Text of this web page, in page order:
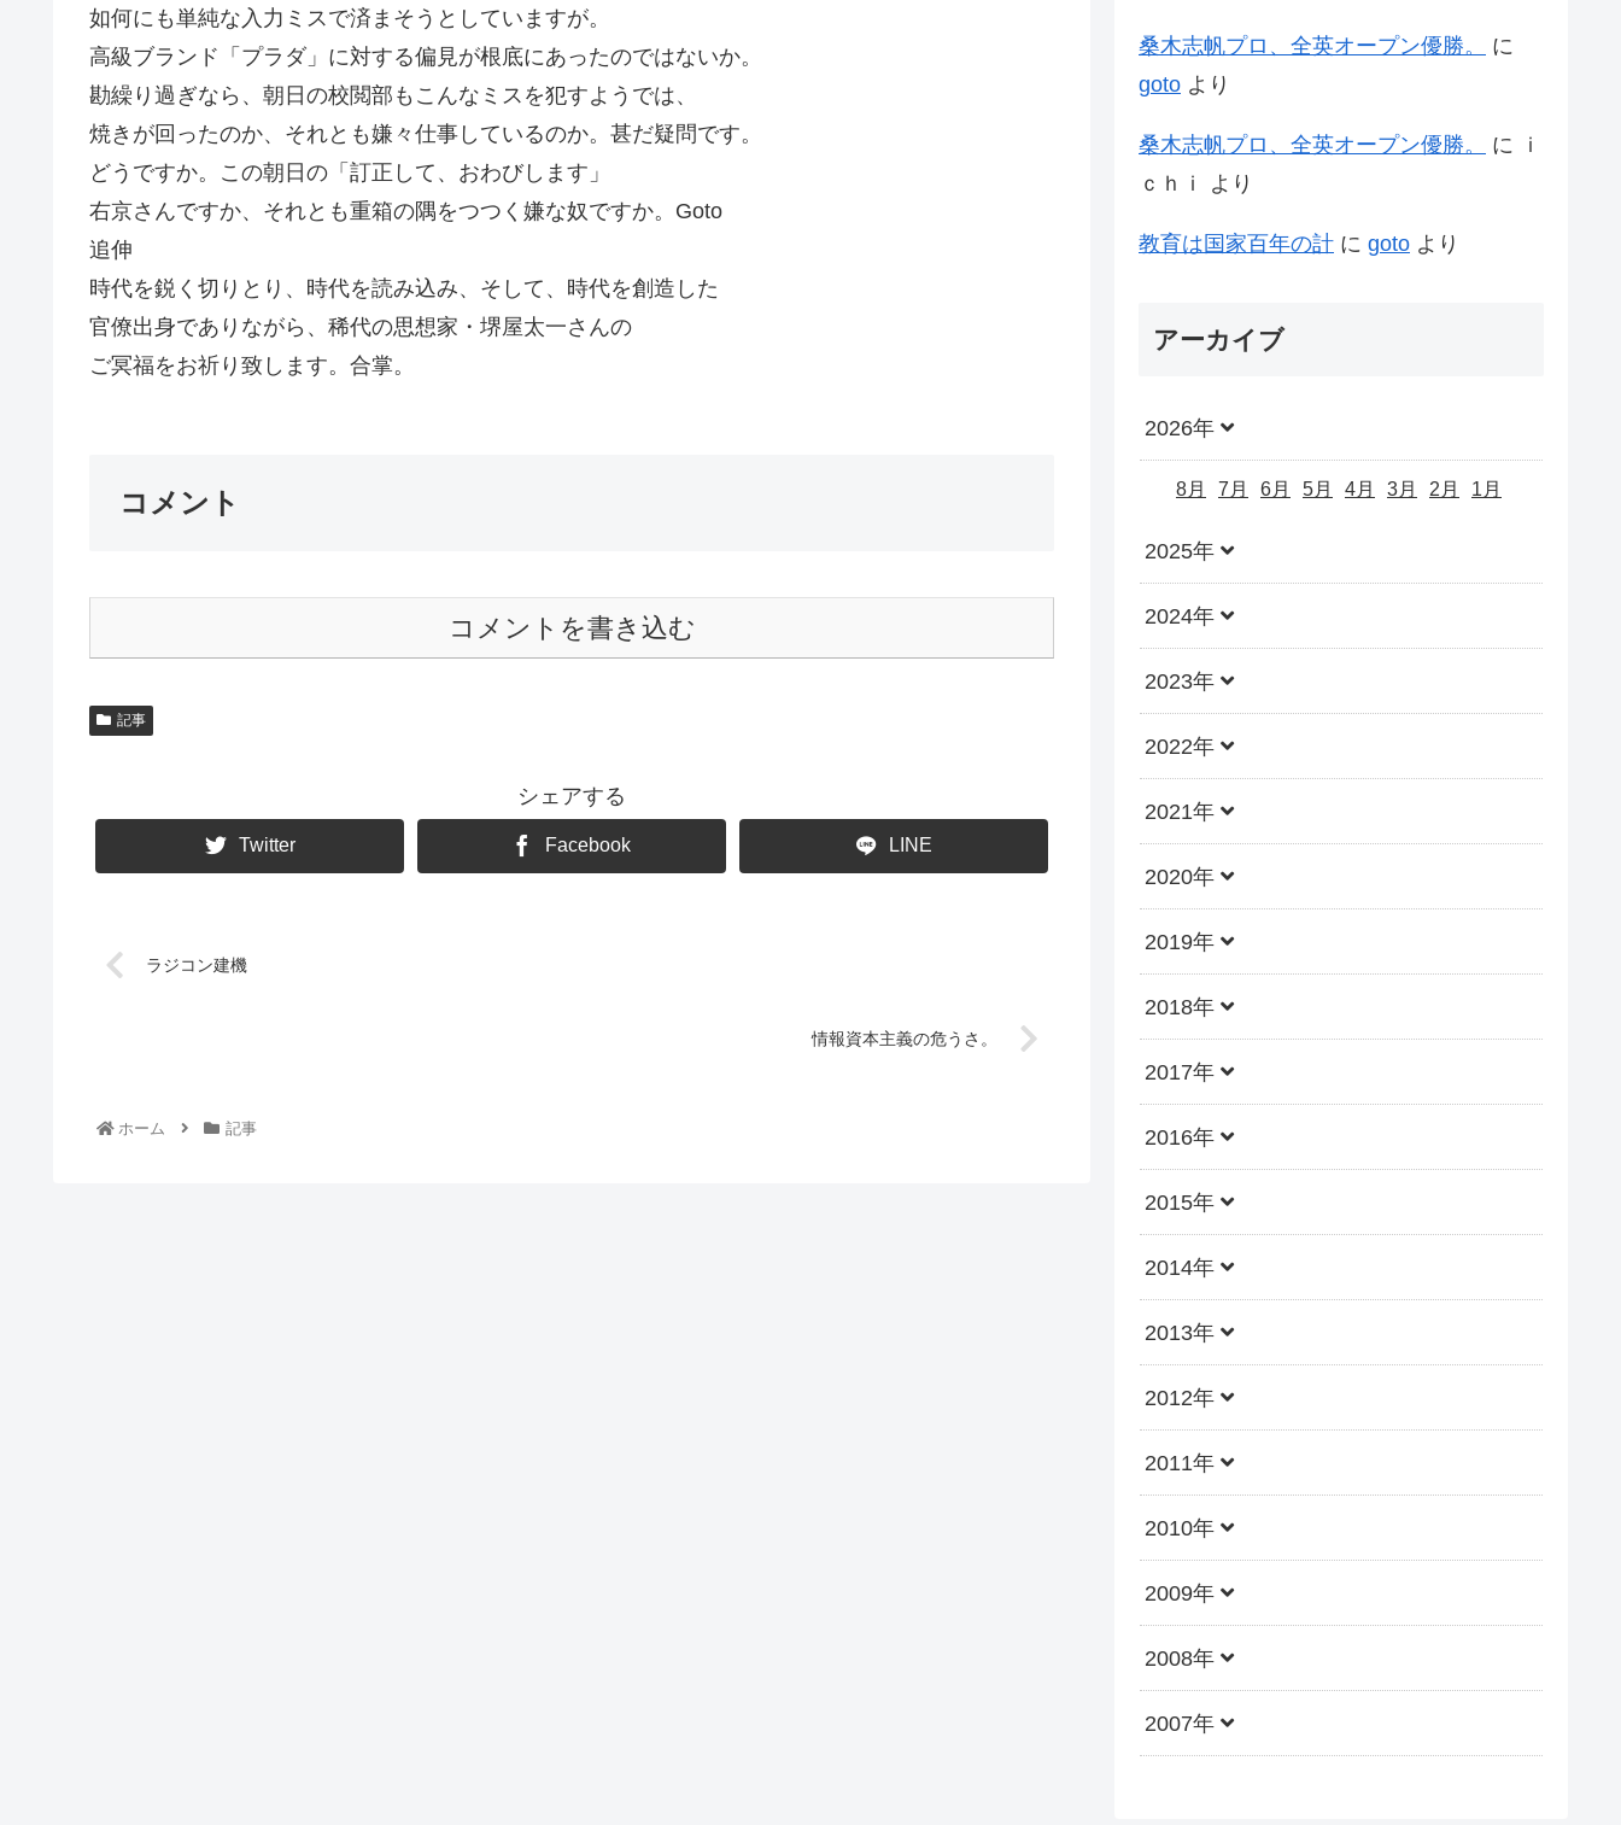
如何にも単純な入力ミスで済まそうとしていますが。
高級ブランド「プラダ」に対する偏見が根底にあったのではないか。
勘繰り過ぎなら、朝日の校閲部もこんなミスを犯すようでは、
焼きが回ったのか、それとも嫌々仕事しているのか。甚だ疑問です。
どうですか。この朝日の「訂正して、おわびします」
右京さんですか、それとも重箱の隅をつつく嫌な奴ですか。Goto
追伸
時代を鋭く切りとり、時代を読み込み、そして、時代を創造した
官僚出身でありながら、稀代の思想家・堺屋太一さんの
ご冥福をお祈り致します。合掌。
コメント
コメントを書き込む
記事
シェアする
Twitter Facebook LINE
ラジコン建機
情報資本主義の危うさ。
ホーム 記事
桑木志帆プロ、全英オープン優勝。
に
goto より
桑木志帆プロ、全英オープン優勝。 に
ｉ
ｃｈｉ
より
教育は国家百年の計 に goto より
アーカイブ
2026年
8月 7月 6月 5月 4月 3月 2月 1月
2025年
2024年
2023年
2022年
2021年
2020年
2019年
2018年
2017年
2016年
2015年
2014年
2013年
2012年
2011年
2010年
2009年
2008年
2007年